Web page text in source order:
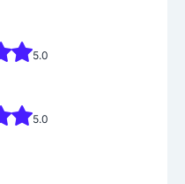
5.0
5.0